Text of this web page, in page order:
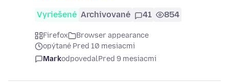
Vyriešené Archivované 41 854
Firefox
Browser appearance
opýtané Pred 10 mesiacmi
MarkodpovedalPred 9 mesiacmi